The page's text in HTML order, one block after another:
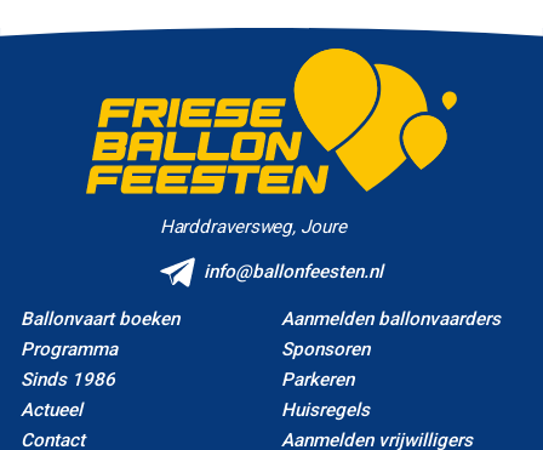
Harddraversweg, Joure
info@ballonfeesten.nl
Ballonvaart boeken
Programma
Sinds 1986
Actueel
Contact
Aanmelden ballonvaarders
Sponsoren
Parkeren
Huisregels
Aanmelden vrijwilligers